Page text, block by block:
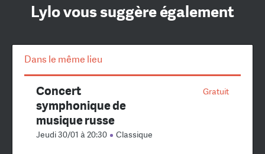
Lylo vous suggère également
Dans le même lieu
Gratuit
Concert
symphonique de
musique russe
Jeudi 30/01 à 20:30 Classique